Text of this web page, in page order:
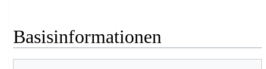
Basisinformationen